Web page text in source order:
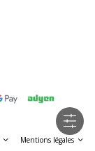
Mentions légales